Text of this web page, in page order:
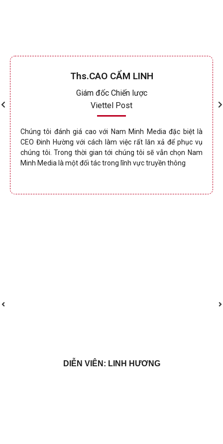
Ths.CAO CẨM LINH
Giám đốc Chiến lược
Viettel Post
Chúng tôi đánh giá cao với Nam Minh Media đặc biệt là
CEO Đinh Hường với cách làm việc rất lăn xả để phục vụ
chúng tôi. Trong thời gian tới chúng tôi sẽ vẫn chọn Nam
Minh Media là một đối tác trong lĩnh vực truyền thông
DIỄN VIÊN: LINH HƯƠNG